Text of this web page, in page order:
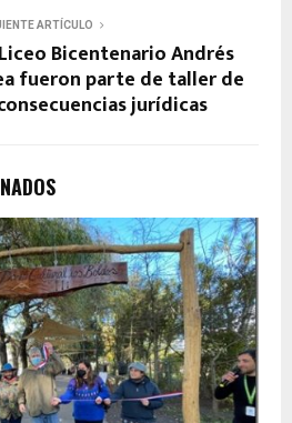
ARTÍCULO
Bicentenario Andrés
fueron parte de taller de
jurídicas